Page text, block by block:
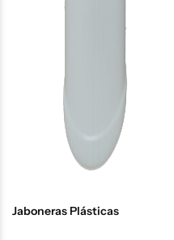
Jaboneras Plásticas